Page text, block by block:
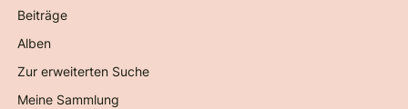
Beiträge
Alben
Zur erweiterten Suche
Meine Sammlung